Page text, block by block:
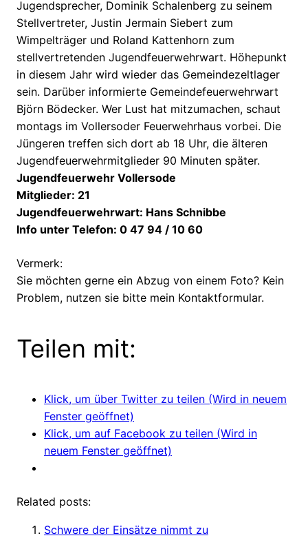
Jugendsprecher, Dominik Schalenberg zu seinem
Stellvertreter, Justin Jermain Siebert zum
Wimpelträger und Roland Kattenhorn zum
stellvertretenden Jugendfeuerwehrwart. Höhepunkt
in diesem Jahr wird wieder das Gemeindezeltlager
sein. Darüber informierte Gemeindefeuerwehrwart
Björn Bödecker. Wer Lust hat mitzumachen, schaut
montags im Vollersoder Feuerwehrhaus vorbei. Die
Jüngeren treffen sich dort ab 18 Uhr, die älteren
Jugendfeuerwehrmitglieder 90 Minuten später.
Jugendfeuerwehr Vollersode
Mitglieder: 21
Jugendfeuerwehrwart: Hans Schnibbe
Info unter Telefon: 0 47 94 / 10 60
Vermerk:
Sie möchten gerne ein Abzug von einem Foto? Kein
Problem, nutzen sie bitte mein Kontaktformular.
Teilen mit:
Klick, um über Twitter zu teilen (Wird in neuem
Fenster geöffnet)
Klick, um auf Facebook zu teilen (Wird in
neuem Fenster geöffnet)
Related posts:
Schwere der Einsätze nimmt zu